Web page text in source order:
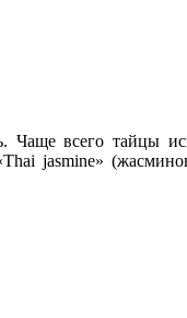
всего тайцы
jasmine»